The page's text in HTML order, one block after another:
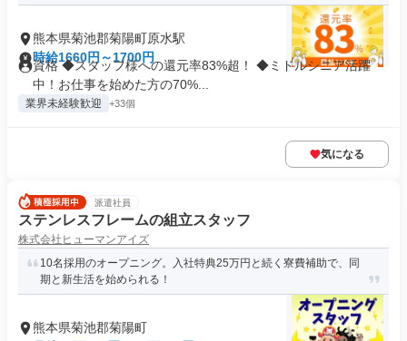
熊本県菊池郡菊陽町原水駅
時給1660円～1700円
資格 ◆スタッフ様への還元率83%超！ ◆ミドルシニア活躍
中！お仕事を始めた方の70%...
業界未経験歓迎 +33個
気になる
派遣社員
ステンレスフレームの組立スタッフ
株式会社ヒューマンアイズ
10名採用のオープニング。入社特典25万円と続く寮費補助で、同
期と新生活を始められる！
熊本県菊池郡菊陽町